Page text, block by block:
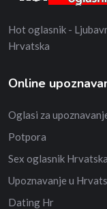
Hot oglasnik -
Hrvatska
Online
Oglasi za
Potpora
Sex oglasnik Hrvatska
Upoznavanje u
Dating Hr